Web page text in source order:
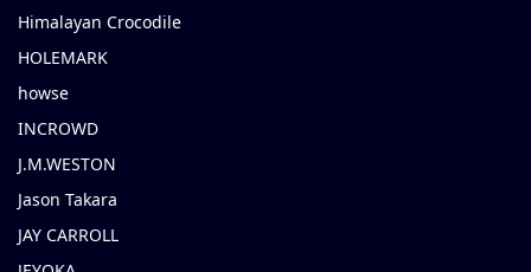
Himalayan Crocodile
HOLEMARK
howse
INCROWD
J.M.WESTON
Jason Takara
JAY CARROLL